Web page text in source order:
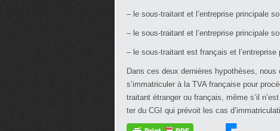
– le sous-traitant et l’entreprise principale
– le sous-traitant et l’entreprise principale
– le sous-traitant est français et l’entreprise
Dans ces deux dernières hypothèses, nous
s’immatriculer à la TVA française pour
traitant étranger ou français, même s’il
ter du CGI qui prévoit les cas